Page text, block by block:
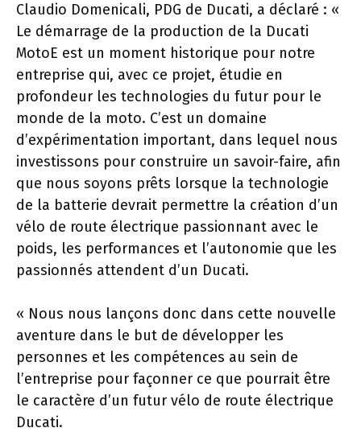
Claudio Domenicali, PDG de Ducati, a déclaré : «
Le démarrage de la production de la Ducati
MotoE est un moment historique pour notre
entreprise qui, avec ce projet, étudie en
profondeur les technologies du futur pour le
monde de la moto. C’est un domaine
d’expérimentation important, dans lequel nous
investissons pour construire un savoir-faire, afin
que nous soyons prêts lorsque la technologie
de la batterie devrait permettre la création d’un
vélo de route électrique passionnant avec le
poids, les performances et l’autonomie que les
passionnés attendent d’un Ducati.
« Nous nous lançons donc dans cette nouvelle
aventure dans le but de développer les
personnes et les compétences au sein de
l’entreprise pour façonner ce que pourrait être
le caractère d’un futur vélo de route électrique
Ducati.